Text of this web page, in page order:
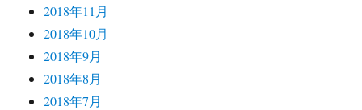
2018年11月
2018年10月
2018年9月
2018年8月
2018年7月